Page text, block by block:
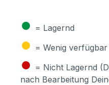
● = Lagernd
● = Wenig verfügbar
● = Nicht Lagernd
nach Bearbeitung